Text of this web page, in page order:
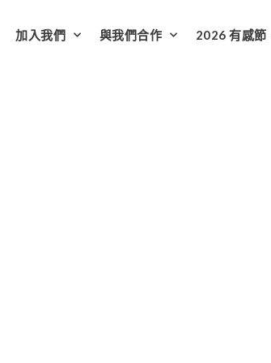
加入我們 與我們合作 2026 有感節